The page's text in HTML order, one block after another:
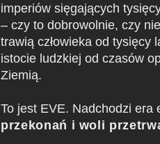
imperiów sięgających
– czy to dobrowolnie, czy
trawią człowieka od tysięcy
istocie ludzkiej od czasów
Ziemią.
To jest EVE. Nadchodzi era
przekonań i woli